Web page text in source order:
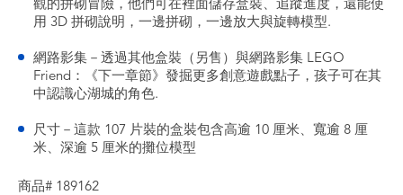
觀的拼砌冒險，他們可在裡面儲存盒裝、追蹤進度，還能使
用 3D 拼砌說明，一邊拼砌，一邊放大與旋轉模型.
網路影集－透過其他盒裝（另售）與網路影集 LEGO
Friend：《下一章節》發掘更多創意遊戲點子，孩子可在其
中認識心湖城的角色.
尺寸－這款 107 片裝的盒裝包含高逾 10 厘米、寬逾 8 厘
米、深逾 5 厘米的攤位模型
商品# 189162